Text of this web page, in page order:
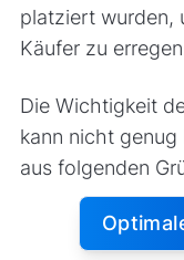
platziert wurden,
Käufer zu
Die Wichtigkeit
kann nicht
aus folgenden